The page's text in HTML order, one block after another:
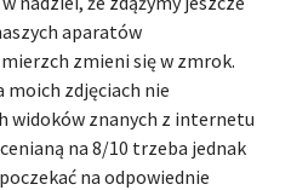
aparatów
zmieni się w zmrok.
moich zdjęciach nie
widoków znanych z internetu
na 8/10 trzeba jednak
na odpowiednie